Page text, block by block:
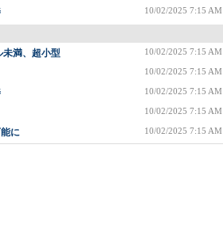
10/02/2025 7:15 AM
10/02/2025 7:15 AM
未満、超小型
10/02/2025 7:15 AM
10/02/2025 7:15 AM
10/02/2025 7:15 AM
10/02/2025 7:15 AM
に